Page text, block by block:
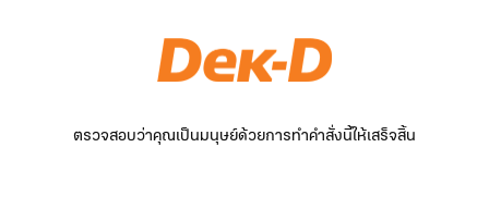
ตรวจสอบว่าคุณเป็นมนุษย์ด้วยการทำคำสั่งนี้ให้เสร็จสิ้น